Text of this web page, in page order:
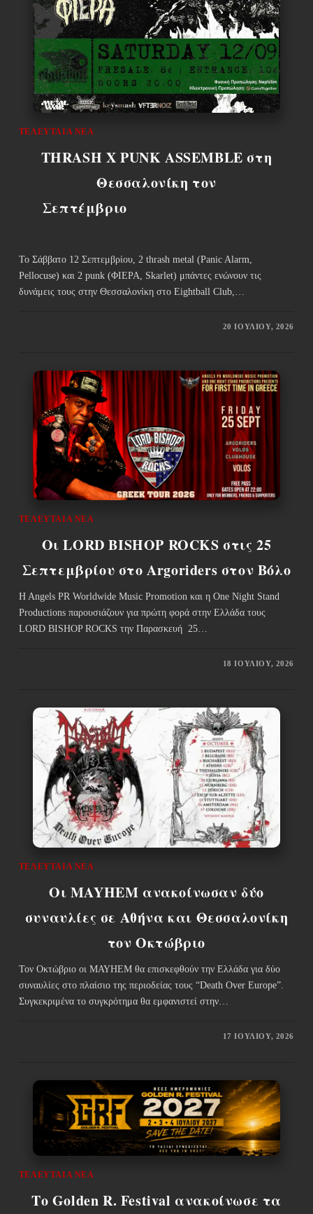
ΤΕΛΕΥΤΑΊΑ ΝΈΑ
THRASH X PUNK ASSEMBLE στη
Θεσσαλονίκη τον
Σεπτέμβριο
Το Σάββατο 12 Σεπτεμβρίου, 2 thrash metal (Panic Alarm,
Pellocuse) και 2 punk (ΦΙΕΡΑ, Skarlet) μπάντες ενώνουν τις
δυνάμεις τους στην Θεσσαλονίκη στο Eightball Club,…
20 ΙΟΥΛΊΟΥ, 2026
ΤΕΛΕΥΤΑΊΑ ΝΈΑ
Οι LORD BISHOP ROCKS στις 25
Σεπτεμβρίου στο Argoriders στον Βόλο
Η Αngels PR Worldwide Music Promotion και η One Night Stand
Productions παρουσιάζουν για πρώτη φορά στην Ελλάδα τους
LORD BISHOP ROCKS την Παρασκευή 25…
18 ΙΟΥΛΊΟΥ, 2026
ΤΕΛΕΥΤΑΊΑ ΝΈΑ
Οι MAYHEM ανακοίνωσαν δύο
συναυλίες σε Αθήνα και Θεσσαλονίκη
τον Οκτώβριο
Τον Οκτώβριο οι ΜΑΥΗΕΜ θα επισκεφθούν την Ελλάδα για δύο
συναυλίες στο πλαίσιο της περιοδείας τους “Death Over Europe”.
Συγκεκριμένα το συγκρότημα θα εμφανιστεί στην…
17 ΙΟΥΛΊΟΥ, 2026
ΤΕΛΕΥΤΑΊΑ ΝΈΑ
Το Golden R. Festival ανακοίνωσε τα